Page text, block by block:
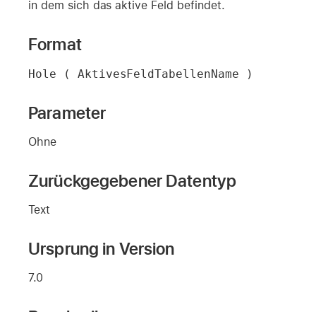
in dem sich das aktive Feld befindet.
Format
Hole ( AktivesFeldTabellenName )
Parameter
Ohne
Zurückgegebener Datentyp
Text
Ursprung in Version
7.0